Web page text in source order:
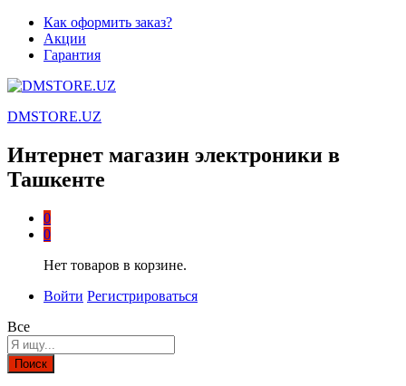
Как оформить заказ?
Акции
Гарантия
DMSTORE.UZ
Интернет магазин электроники в
Ташкенте
0
0
Нет товаров в корзине.
Войти Регистрироваться
Все
Поиск